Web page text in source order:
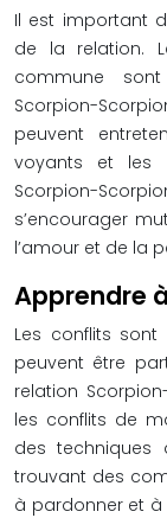
Il est important
de la relation.
commune
Scorpion-
peuvent
voyants et les
Scorpion-
s’encourager
l’amour et de la
Apprendre
Les conflits
peuvent être
relation
les conflits de
des techniques
trouvant des
à pardonner et à